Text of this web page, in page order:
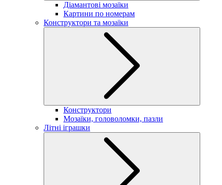
Діамантові мозаїки
Картини по номерам
Конструктори та мозаїки
Конструктори
Мозаїки, головоломки, пазли
Літні іграшки